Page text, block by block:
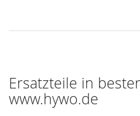
Ersatzteile in
www.hywo.de